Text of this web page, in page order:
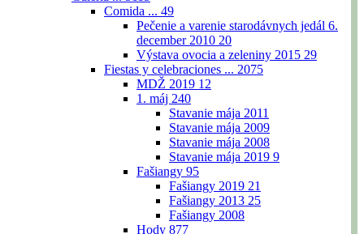
Comida ... 49
Pečenie a varenie starodávnych jedál 6.
december 2010 20
Výstava ovocia a zeleniny 2015 29
Fiestas y celebraciones ... 2075
MDŽ 2019 12
1. máj 240
Stavanie mája 2011
Stavanie mája 2009
Stavanie mája 2008
Stavanie mája 2019 9
Fašiangy 95
Fašiangy 2019 21
Fašiangy 2013 25
Fašiangy 2008
Hody 877